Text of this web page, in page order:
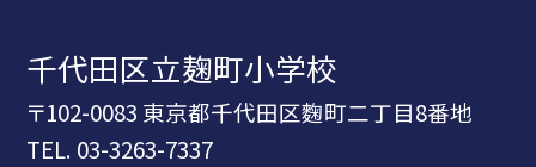
千代田区立麹町小学校
〒102-0083 東京都千代田区麴町二丁目8番地
TEL. 03-3263-7337